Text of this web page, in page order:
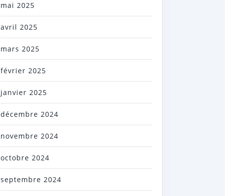
mai 2025
avril 2025
mars 2025
février 2025
janvier 2025
décembre 2024
novembre 2024
octobre 2024
septembre 2024